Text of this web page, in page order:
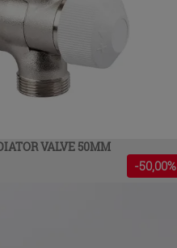
VALVE 50MM
-50,00%